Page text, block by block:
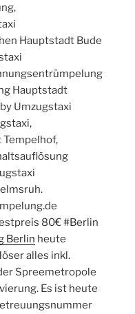
Hauptstadt Bude
Hauptstadt
Umzugstaxi
80€ #Berlin
Berlin heute
alles inkl.
Spreemetropole
Es ist heute